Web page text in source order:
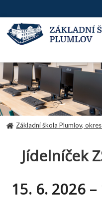
to
content
Základní škola Plumlov,
Jídelníček
15. 6. 2026